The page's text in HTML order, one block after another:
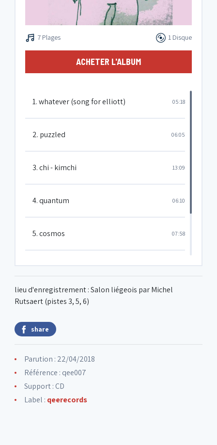
7 Plages 1 Disque
ACHETER L'ALBUM
1. whatever (song for elliott) 05:18
2. puzzled 06:05
3. chi - kimchi 13:09
4. quantum 06:10
5. cosmos 07:58
6. numb 06:01
7. de nouveau
lieu d'enregistrement : Salon liégeois par Michel
Rutsaert (pistes 3, 5, 6)
share
Parution : 22/04/2018
Référence : qee007
Support : CD
Label : qeerecords